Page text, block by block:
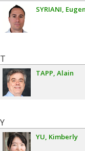
SYRIANI
T
TAPP Alain
Y
YU Kimberly